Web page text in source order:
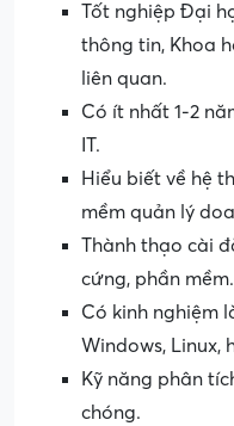
Tốt nghiệp Đại
thông tin, Khoa
liên quan.
Có ít nhất 1-2
IT.
Hiểu biết về hệ
mềm quản lý
Thành thạo cài
cứng, phần mềm.
Có kinh nghiệm
Windows, Linux,
Kỹ năng phân
chóng.